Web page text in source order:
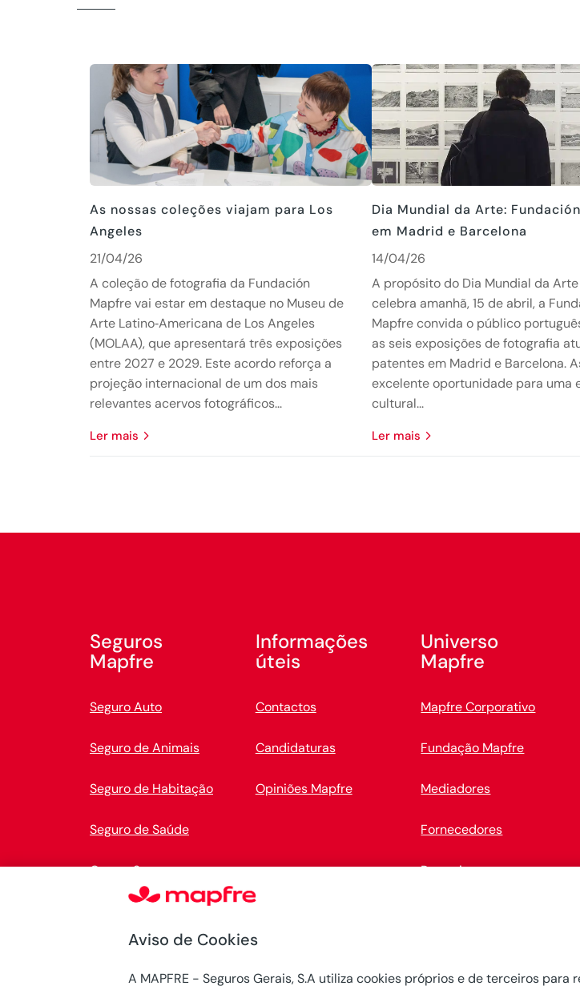
As nossas coleções viajam para Los
Angeles
21/04/26
A coleção de fotografia da Fundación
Mapfre vai estar em destaque no Museu de
Arte Latino‑Americana de Los Angeles
(MOLAA), que apresentará três exposições
entre 2027 e 2029. Este acordo reforça a
projeção internacional de um dos mais
relevantes acervos fotográficos...
Ler mais
Dia Mundial da Arte:
em Madrid e Barcelona
14/04/26
A propósito do Dia Mundial da
celebra amanhã, 15 de abril, a
Mapfre convida o público
as seis exposições de fotografia
patentes em Madrid e Barcelona.
excelente oportunidade para uma
cultural...
Ler mais
Seguros
Mapfre
Seguro Auto
Seguro de Animais
Seguro de Habitação
Seguro de Saúde
Outros Seguros
Informações
úteis
Contactos
Candidaturas
Opiniões Mapfre
Universo
Mapfre
Mapfre Corporativo
Fundação Mapfre
Mediadores
Fornecedores
Parcerias
Aviso de Cookies
A MAPFRE - Seguros Gerais, S.A utiliza cookies próprios e de terceiros